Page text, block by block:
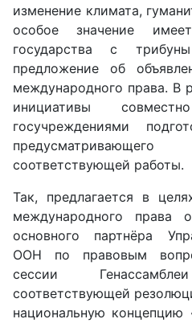
изменение климата,
особое значение
государства с
предложение об
международного права. В
инициативы
госучреждениями
соответствующей работы.
Так, предлагается в
международного права
основного партнёра
ООН по правовым
сессии
соответствующей
национальную